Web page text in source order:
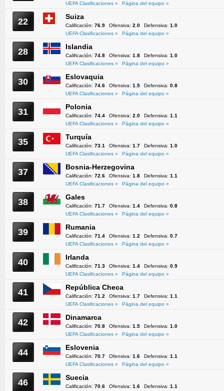
UEFA Clasificaciones »
Página del equipo »
22 Suiza
Calificación: 76.9 Ofensiva: 2.0 Defensiva: 1.0
UEFA Clasificaciones »
Página del equipo »
28 Islandia
Calificación: 74.8 Ofensiva: 1.8 Defensiva: 1.0
UEFA Clasificaciones »
Página del equipo »
30 Eslovaquia
Calificación: 74.6 Ofensiva: 1.5 Defensiva: 0.8
UEFA Clasificaciones »
Página del equipo »
31 Polonia
Calificación: 74.4 Ofensiva: 2.0 Defensiva: 1.1
UEFA Clasificaciones »
Página del equipo »
35 Turquía
Calificación: 73.1 Ofensiva: 1.7 Defensiva: 1.0
UEFA Clasificaciones »
Página del equipo »
37 Bosnia-Herzegovina
Calificación: 72.6 Ofensiva: 1.8 Defensiva: 1.1
UEFA Clasificaciones »
Página del equipo »
38 Gales
Calificación: 71.7 Ofensiva: 1.4 Defensiva: 0.8
UEFA Clasificaciones »
Página del equipo »
39 Rumania
Calificación: 71.4 Ofensiva: 1.2 Defensiva: 0.7
UEFA Clasificaciones »
Página del equipo »
40 Irlanda
Calificación: 71.3 Ofensiva: 1.4 Defensiva: 0.9
UEFA Clasificaciones »
Página del equipo »
41 República Checa
Calificación: 71.2 Ofensiva: 1.7 Defensiva: 1.1
UEFA Clasificaciones »
Página del equipo »
42 Dinamarca
Calificación: 70.8 Ofensiva: 1.5 Defensiva: 1.0
UEFA Clasificaciones »
Página del equipo »
44 Eslovenia
Calificación: 70.7 Ofensiva: 1.6 Defensiva: 1.1
UEFA Clasificaciones »
Página del equipo »
46 Suecia
Calificación: 70.6 Ofensiva: 1.6 Defensiva: 1.1